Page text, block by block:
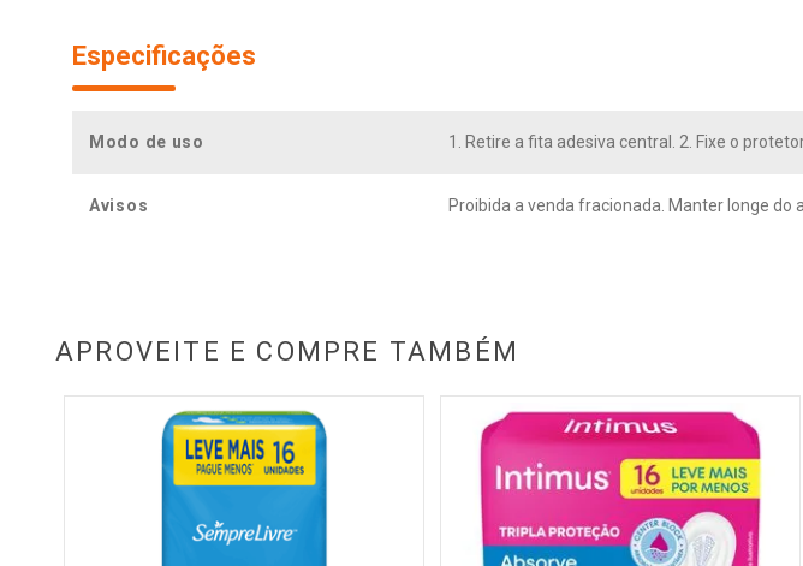
Especificações
Modo de uso 1. Retire a fita adesiva central. 2. Fixe o
Avisos Proibida a venda fracionada. Manter longe do
APROVEITE E COMPRE TAMBÉM